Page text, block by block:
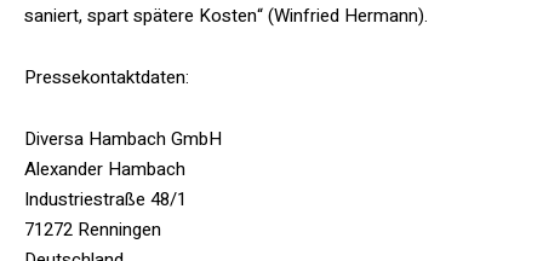
saniert, spart spätere Kosten“ (Winfried Hermann).
Pressekontaktdaten:
Diversa Hambach GmbH
Alexander Hambach
Industriestraße 48/1
71272 Renningen